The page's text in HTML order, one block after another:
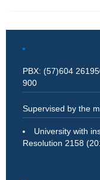
PBX: (57)604
900
Supervised by the
University with
Resolution 2158